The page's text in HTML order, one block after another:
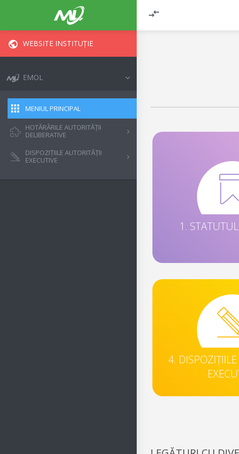
WEBSITE INSTITUȚIE
EMOL
MENIUL PRINCIPAL
HOTĂRÂRILE AUTORITĂȚII
DELIBERATIVE
DISPOZIȚIILE AUTORITĂȚII
EXECUTIVE
1.
4.